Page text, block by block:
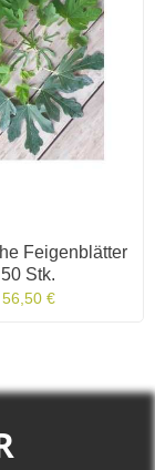
Feigenblätter
50 Stk.
56,50 €